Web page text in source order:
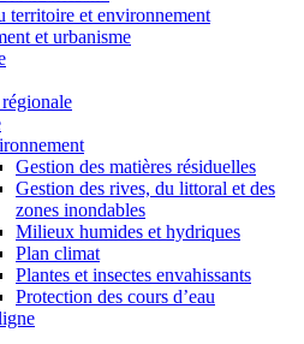
territoire et environnement
et urbanisme
Gestion des matières résiduelles
Gestion des rives, du littoral et des
zones inondables
Milieux humides et hydriques
Plan climat
Plantes et insectes envahissants
Protection des cours d’eau